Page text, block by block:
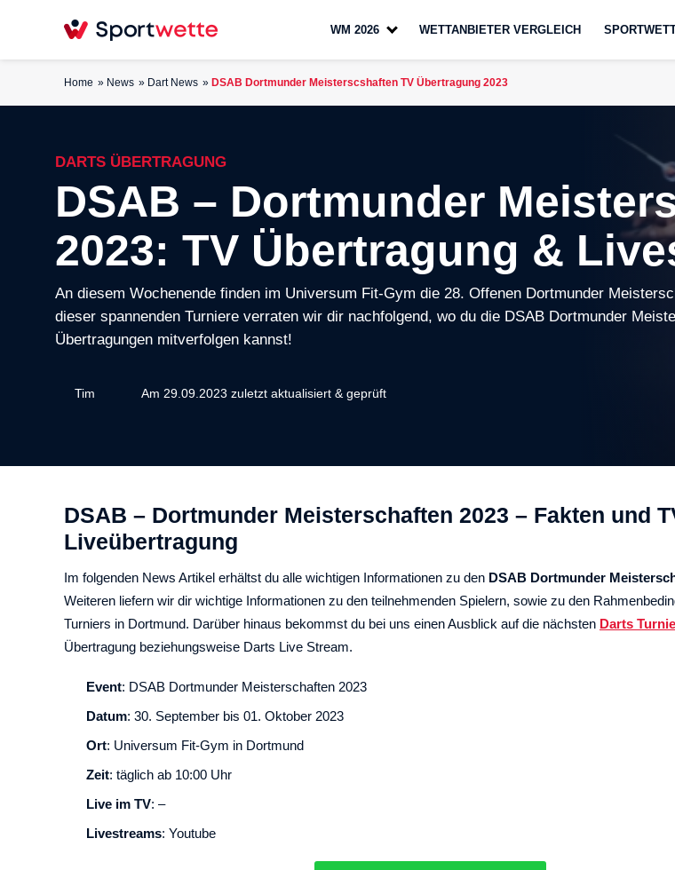
WM 2026 WETTANBIETER VERGLEICH
Home News Dart News DSAB Dortmunder Meisterscshaften TV Übertragung 2023
DARTS ÜBERTRAGUNG
DSAB – Dortmunder
2023: TV Übertragung &
An diesem Wochenende finden im Universum Fit-Gym die 28. Offenen Dortmunder
dieser spannenden Turniere verraten wir dir nachfolgend, wo du die DSAB Dortmunder
Übertragungen mitverfolgen kannst!
Tim Am 29.09.2023 zuletzt aktualisiert & geprüft
DSAB – Dortmunder Meisterschaften 2023 – Fakten und
Liveübertragung
Im folgenden News Artikel erhältst du alle wichtigen Informationen zu den DSAB Dortmunder
Weiteren liefern wir dir wichtige Informationen zu den teilnehmenden Spielern, sowie zu den
Turniers in Dortmund. Darüber hinaus bekommst du bei uns einen Ausblick auf die nächsten Darts
Übertragung beziehungsweise Darts Live Stream.
Event: DSAB Dortmunder Meisterschaften 2023
Datum: 30. September bis 01. Oktober 2023
Ort: Universum Fit-Gym in Dortmund
Zeit: täglich ab 10:00 Uhr
Live im TV: –
Livestreams: Youtube